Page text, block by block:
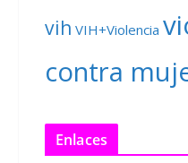
vih VIH+Violencia
contra
Enlaces